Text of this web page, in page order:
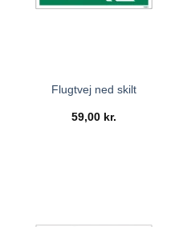
Flugtvej ned skilt
59,00 kr.